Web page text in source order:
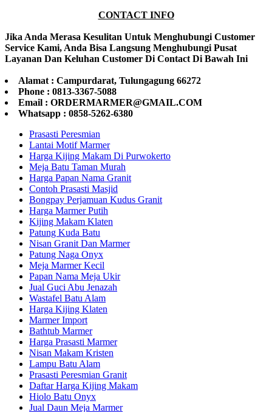
CONTACT INFO
Jika Anda Merasa Kesulitan Untuk Menghubungi Customer
Service Kami, Anda Bisa Langsung Menghubungi Pusat
Layanan Dan Keluhan Customer Di Contact Di Bawah Ini
Alamat : Campurdarat, Tulungagung 66272
Phone : 0813-3367-5088
Email : ORDERMARMER@GMAIL.COM
Whatsapp : 0858-5262-6380
Prasasti Peresmian
Lantai Motif Marmer
Harga Kijing Makam Di Purwokerto
Meja Batu Taman Murah
Harga Papan Nama Granit
Contoh Prasasti Masjid
Bongpay Perjamuan Kudus Granit
Harga Marmer Putih
Kijing Makam Klaten
Patung Kuda Batu
Nisan Granit Dan Marmer
Patung Naga Onyx
Meja Marmer Kecil
Papan Nama Meja Ukir
Jual Guci Abu Jenazah
Wastafel Batu Alam
Harga Kijing Klaten
Marmer Import
Bathtub Marmer
Harga Prasasti Marmer
Nisan Makam Kristen
Lampu Batu Alam
Prasasti Peresmian Granit
Daftar Harga Kijing Makam
Hiolo Batu Onyx
Jual Daun Meja Marmer